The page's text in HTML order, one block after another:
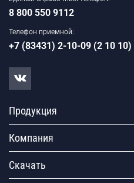
8 800 550 9112
Телефон приемной:
+7 (83431) 2-10-09 (2 10 10)
Продукция
Компания
Скачать